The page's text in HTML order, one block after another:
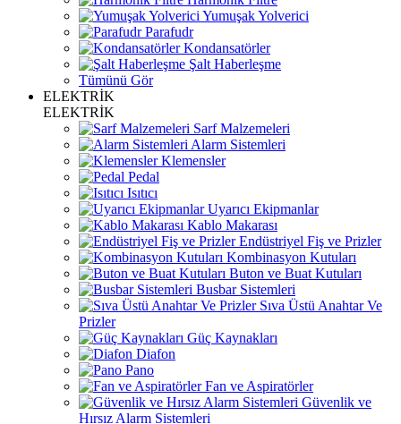
Yumuşak Yolverici
Parafudr
Kondansatörler
Şalt Haberleşme
Tümünü Gör
ELEKTRİK
ELEKTRİK
Sarf Malzemeleri
Alarm Sistemleri
Klemensler
Pedal
Isıtıcı
Uyarıcı Ekipmanlar
Kablo Makarası
Endüstriyel Fiş ve Prizler
Kombinasyon Kutuları
Buton ve Buat Kutuları
Busbar Sistemleri
Sıva Üstü Anahtar Ve
Prizler
Güç Kaynakları
Diafon
Pano
Fan ve Aspiratörler
Güvenlik ve
Hırsız Alarm Sistemleri